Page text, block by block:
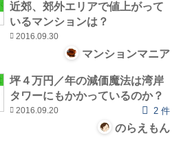
近郊、郊外エリアで値上がって
いるマンションは？
2016.09.30
マンションマニア
坪４万円／年の減価魔法は湾岸
タワーにもかかっているのか？
2016.09.20 2 件
のらえもん